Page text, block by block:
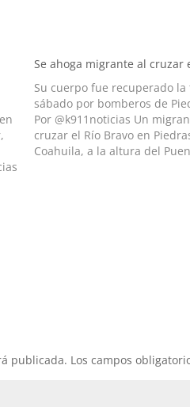
Se ahoga migrante al cruzar
Su cuerpo fue recuperado la
sábado por bomberos de
Por @k911noticias Un
cruzar el Río Bravo en
Coahuila, a la altura del
publicada. Los campos